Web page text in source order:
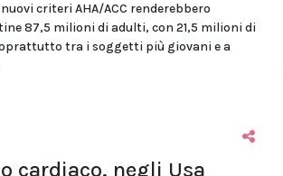
criteri AHA/ACC renderebbero
87,5 milioni di adulti, con 21,5 milioni di
tra i soggetti più giovani e a
cardiaco, negli Usa